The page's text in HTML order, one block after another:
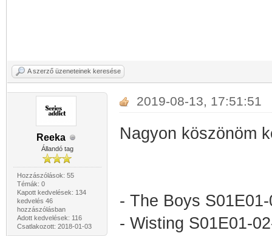
A szerző üzeneteinek keresése
Reeka
Állandó tag
Hozzászólások: 55
Témák: 0
Kapott kedvelések: 134
kedvelés 46
hozzászólásban
Adott kedvelések: 116
Csatlakozott: 2018-01-03
2019-08-13, 17:51:51
Nagyon köszönöm
- The Boys
- Wisting S01E01-